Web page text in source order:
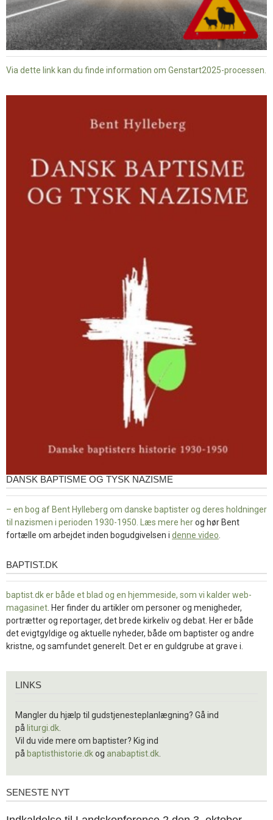
Via dette link kan du finde information om Genstart2025-processen.
DANSK BAPTISME OG TYSK NAZISME
– en bog af Bent Hylleberg om danske baptister og deres holdninger
til nazismen i perioden 1930-1950. Læs mere herog hør Bent
fortælle om arbejdet inden bogudgivelsen i denne video
baptist.dk
BAPTIST.DK
baptist.dk er både et blad og en hjemmeside, som vi kalder web-
magasinet . Her finder du artikler om personer og menigheder,
portrætter og reportager, det brede kirkeliv og debat. Her er både
det evigtgyldige og aktuelle nyheder, både om baptister og andre
kristne, og samfundet generelt. Det er en guldgrube at grave i.
LINKS
Mangler du hjælp til gudstjenesteplanlægning? Gå ind
på liturgi.dk
Vil du vide mere om baptister? Kig ind
på baptisthistorie.dkog anabaptist.dk
Seneste
SENESTE NYT
1.